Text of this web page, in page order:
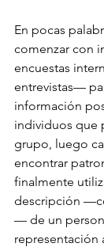
En pocas
comenzar con
encuestas
entrevistas—
información
individuos que
grupo, luego
encontrar
finalmente
descripción
— de un
representación